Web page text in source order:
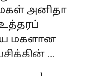
அனிதா
மகளான
...